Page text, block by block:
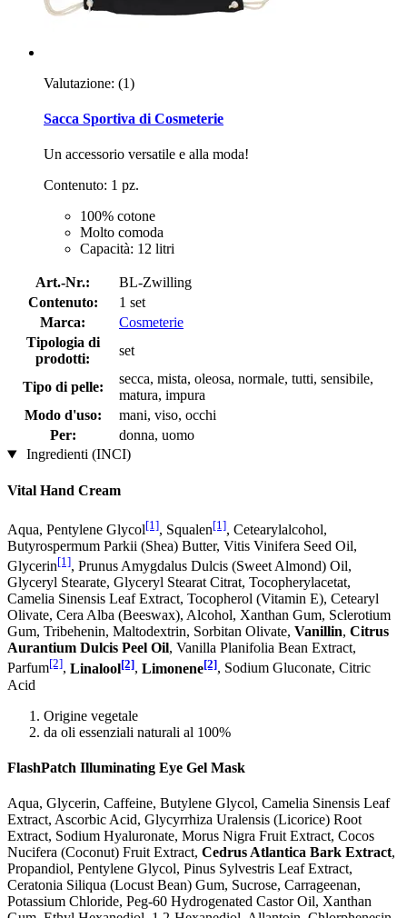
Valutazione: (1)
Sacca Sportiva di Cosmeterie
Un accessorio versatile e alla moda!
Contenuto: 1 pz.
100% cotone
Molto comoda
Capacità: 12 litri
Art.-Nr.:
BL-Zwilling
Contenuto:
1 set
Marca:
Cosmeterie
Tipologia di
prodotti:
set
Tipo di pelle:
secca, mista, oleosa, normale, tutti, sensibile,
matura, impura
Modo d'uso:
mani, viso, occhi
Per:
donna, uomo
Ingredienti (INCI)
Vital Hand Cream
Aqua, Pentylene Glycol[1], Squalen[1], Cetearylalcohol,
Butyrospermum Parkii (Shea) Butter, Vitis Vinifera Seed Oil,
Glycerin[1], Prunus Amygdalus Dulcis (Sweet Almond) Oil,
Glyceryl Stearate, Glyceryl Stearat Citrat, Tocopherylacetat,
Camelia Sinensis Leaf Extract, Tocopherol (Vitamin E), Cetearyl
Olivate, Cera Alba (Beeswax), Alcohol, Xanthan Gum, Sclerotium
Gum, Tribehenin, Maltodextrin, Sorbitan Olivate, Vanillin, Citrus
Aurantium Dulcis Peel Oil, Vanilla Planifolia Bean Extract,
Parfum[2], Linalool[2], Limonene[2], Sodium Gluconate, Citric
Acid
Origine vegetale
da oli essenziali naturali al 100%
FlashPatch Illuminating Eye Gel Mask
Aqua, Glycerin, Caffeine, Butylene Glycol, Camelia Sinensis Leaf
Extract, Ascorbic Acid, Glycyrrhiza Uralensis (Licorice) Root
Extract, Sodium Hyaluronate, Morus Nigra Fruit Extract, Cocos
Nucifera (Coconut) Fruit Extract, Cedrus Atlantica Bark Extract,
Propandiol, Pentylene Glycol, Pinus Sylvestris Leaf Extract,
Ceratonia Siliqua (Locust Bean) Gum, Sucrose, Carrageenan,
Potassium Chloride, Peg-60 Hydrogenated Castor Oil, Xanthan